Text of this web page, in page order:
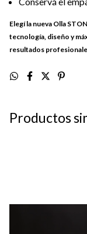
Elegí la nueva Olla
tecnología, diseño y
resultados
Productos